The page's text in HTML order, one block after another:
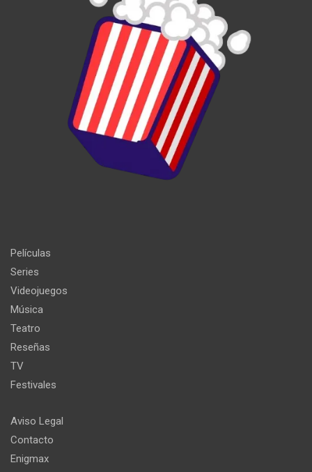
Películas
Series
Videojuegos
Música
Teatro
Reseñas
TV
Festivales
Aviso Legal
Contacto
Enigmax